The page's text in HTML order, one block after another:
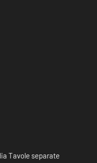
Tavole separate